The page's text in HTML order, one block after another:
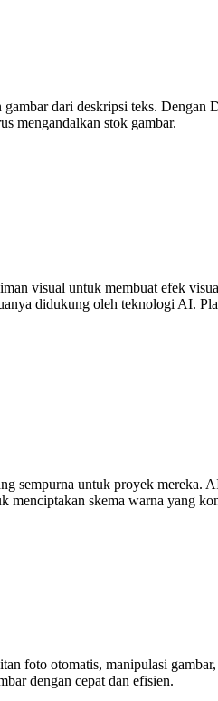
dari deskripsi teks.
mengandalkan stok gambar.
visual untuk membuat efek
didukung oleh teknologi AI.
sempurna untuk proyek
menciptakan skema warna yang
foto otomatis, manipulasi
dengan cepat dan efisien.